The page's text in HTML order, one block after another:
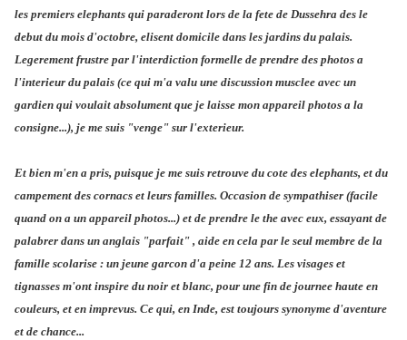
les premiers elephants qui paraderont lors de la fete de Dussehra des le
debut du mois d'octobre, elisent domicile dans les jardins du palais.
Legerement frustre par l'interdiction formelle de prendre des photos a
l'interieur du palais (ce qui m'a valu une discussion musclee avec un
gardien qui voulait absolument que je laisse mon appareil photos a la
consigne...), je me suis "venge" sur l'exterieur.
Et bien m'en a pris, puisque je me suis retrouve du cote des elephants, et du
campement des cornacs et leurs familles. Occasion de sympathiser (facile
quand on a un appareil photos...) et de prendre le the avec eux, essayant de
palabrer dans un anglais "parfait" , aide en cela par le seul membre de la
famille scolarise : un jeune garcon d'a peine 12 ans. Les visages et
tignasses m'ont inspire du noir et blanc, pour une fin de journee haute en
couleurs, et en imprevus. Ce qui, en Inde, est toujours synonyme d'aventure
et de chance...